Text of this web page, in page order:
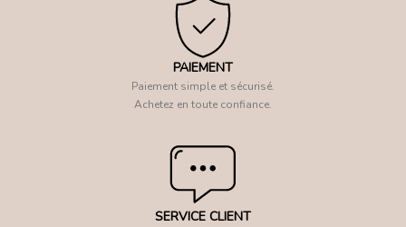
PAIEMENT
Paiement simple et sécurisé.
Achetez en toute confiance.
SERVICE CLIENT